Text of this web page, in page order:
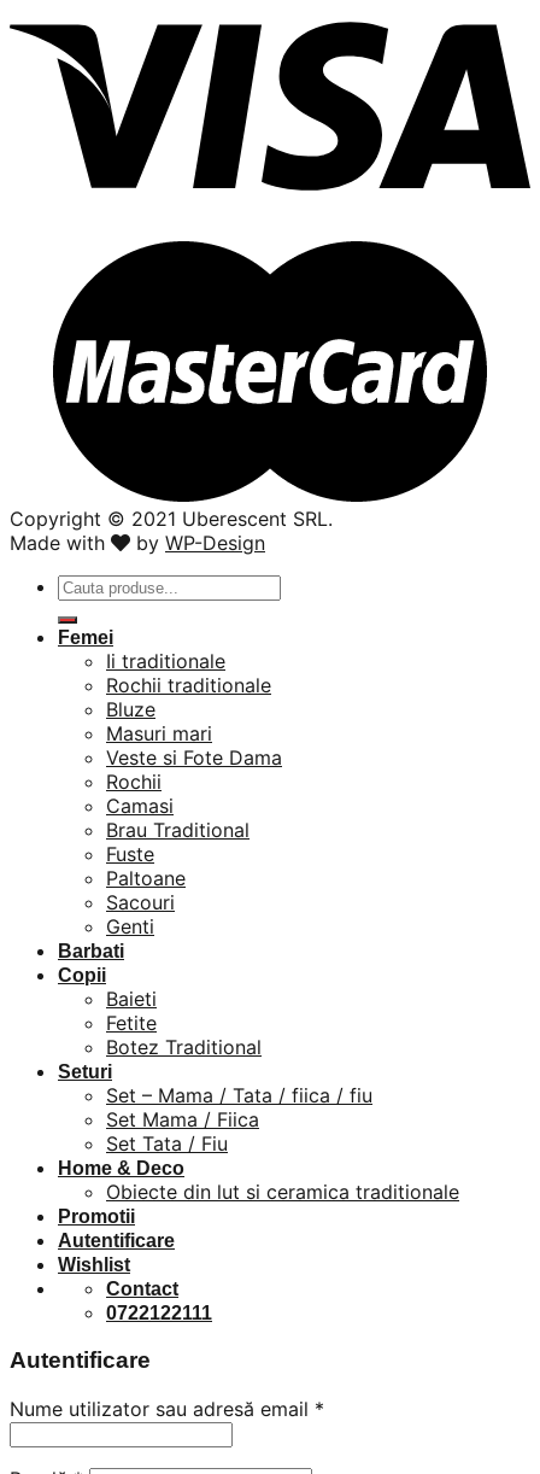
Copyright ©️ 2021 Uberescent SRL.
Made with
by WP-Design
Caută
Femei
Ii traditionale
Rochii traditionale
Bluze
Masuri mari
Veste si Fote Dama
Rochii
Camasi
Brau Traditional
Fuste
Paltoane
Sacouri
Genti
Barbati
Copii
Baieti
Fetite
Botez Traditional
Seturi
Set – Mama / Tata / fiica / fiu
Set Mama / Fiica
Set Tata / Fiu
Home & Deco
Obiecte din lut si ceramica traditionale
Promotii
Autentificare
Wishlist
Contact
0722122111
Autentificare
Nume utilizator sau adresă email *